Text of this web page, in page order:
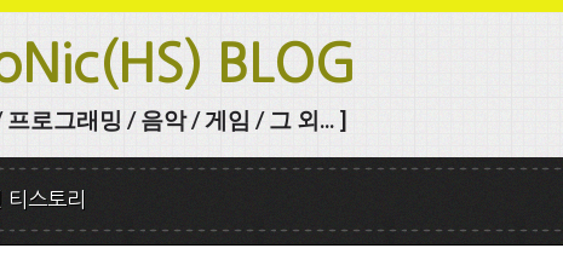
BLOG
프로그래밍 / 음악 / 게임 / 그 외... ]
티스토리